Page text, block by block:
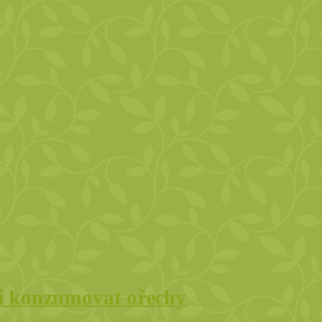
konzumovat ořechy